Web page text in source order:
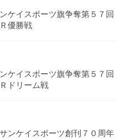
ケイスポーツ旗争奪第５７回
優勝戦
ケイスポーツ旗争奪第５７回
ドリーム戦
ンケイスポーツ創刊７０周年